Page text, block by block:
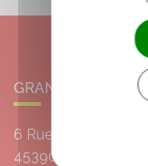
GRANGERMONT
6 Rue de l'École
45390